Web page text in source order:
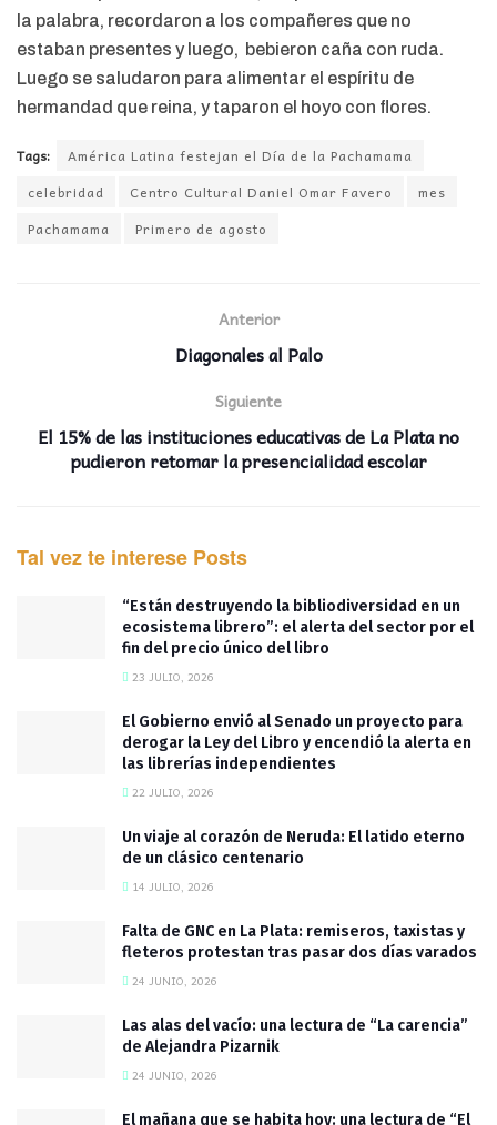
la palabra, recordaron a los compañeres que no
estaban presentes y luego, bebieron caña con ruda.
Luego se saludaron para alimentar el espíritu de
hermandad que reina, y taparon el hoyo con flores.
Tags:
América Latina festejan el Día de la Pachamama
celebridad
Centro Cultural Daniel Omar Favero
mes
Pachamama
Primero de agosto
Anterior
Diagonales al Palo
Siguiente
El 15% de las instituciones educativas de La Plata no
pudieron retomar la presencialidad escolar
Tal vez te interese Posts
“Están destruyendo la bibliodiversidad en un
ecosistema librero”: el alerta del sector por el
fin del precio único del libro
23 JULIO, 2026
El Gobierno envió al Senado un proyecto para
derogar la Ley del Libro y encendió la alerta en
las librerías independientes
22 JULIO, 2026
Un viaje al corazón de Neruda: El latido eterno
de un clásico centenario
14 JULIO, 2026
Falta de GNC en La Plata: remiseros, taxistas y
fleteros protestan tras pasar dos días varados
24 JUNIO, 2026
Las alas del vacío: una lectura de “La carencia”
de Alejandra Pizarnik
24 JUNIO, 2026
El mañana que se habita hoy: una lectura de “El